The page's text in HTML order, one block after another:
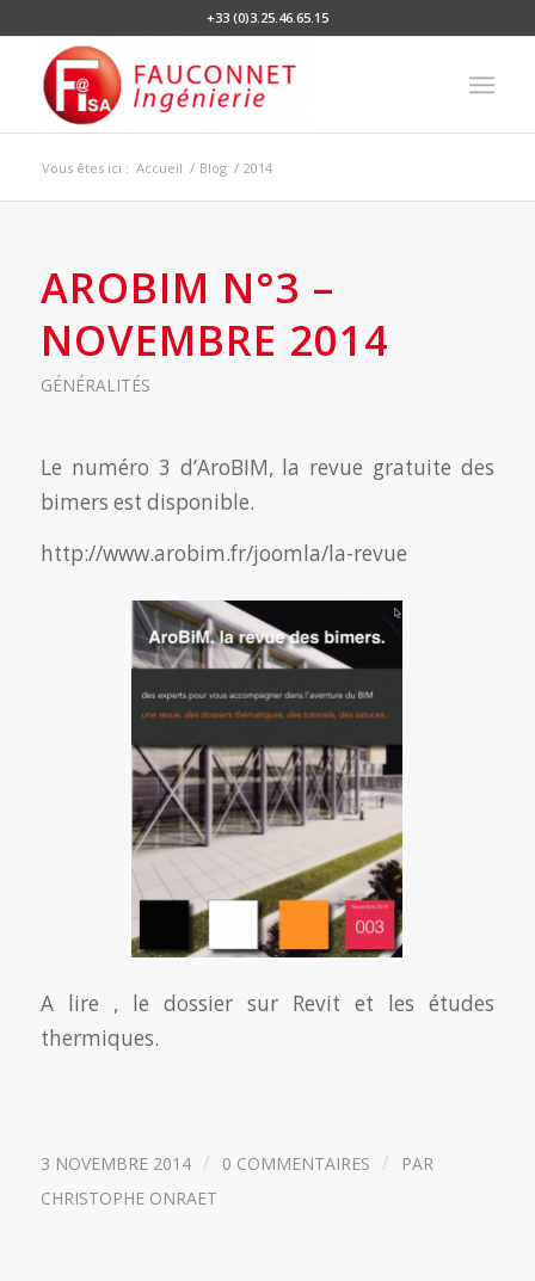
+33 (0)3.25.46.65.15
Vous êtes ici : Accueil / Blog / 2014
AROBIM N°3 –
NOVEMBRE 2014
GÉNÉRALITÉS
Le numéro 3 d’AroBIM, la revue gratuite des
bimers est disponible.
http://www.arobim.fr/joomla/la-revue
A lire , le dossier sur Revit et les études
thermiques.
3 NOVEMBRE 2014 / 0 COMMENTAIRES /
PAR
CHRISTOPHE ONRAET